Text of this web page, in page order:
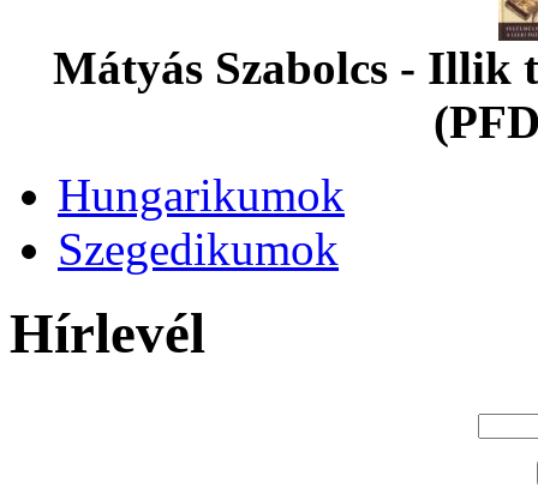
Mátyás Szabolcs - Illik
Hungarikumok
Szegedikumok
Hírlevél